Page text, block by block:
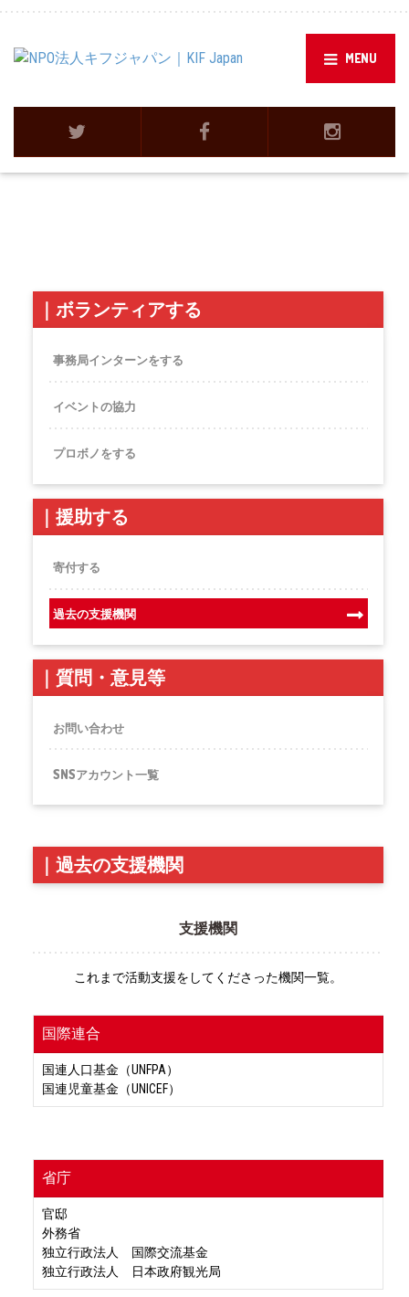
MENU
｜ ボランティアする
事務局インターンをする
イベントの協力
プロボノをする
｜ 援助する
寄付する
過去の支援機関
｜ 質問・意見等
お問い合わせ
SNSアカウント一覧
過去の支援機関
支援機関
これまで活動支援をしてくださった機関一覧。
国際連合
国連人口基金（UNFPA）
国連児童基金（UNICEF）
省庁
官邸
外務省
独立行政法人 国際交流基金
独立行政法人 日本政府観光局